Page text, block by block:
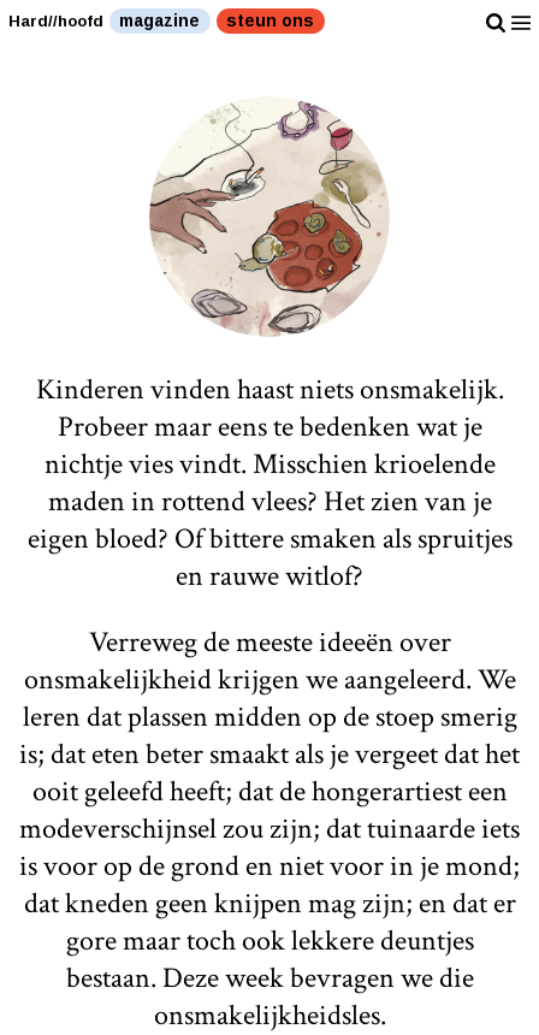
Hard//hoofd magazine steun ons
Kinderen vinden haast niets onsmakelijk.
Probeer maar eens te bedenken wat je
nichtje vies vindt. Misschien krioelende
maden in rottend vlees? Het zien van je
eigen bloed? Of bittere smaken als spruitjes
en rauwe witlof?
Verreweg de meeste ideeën over
onsmakelijkheid krijgen we aangeleerd.We
leren dat plassen midden op de stoep smerig
is; dat eten beter smaakt als je vergeet dat het
ooit geleefd heeft; dat de hongerartiest een
modeverschijnsel zou zijn; dat tuinaarde iets
is voor op de grond en niet voor in je mond;
dat kneden geen knijpen mag zijn; en dat er
gore maar toch ook lekkere deuntjes
bestaan. Deze week bevragen we die
onsmakelijkheidsles.